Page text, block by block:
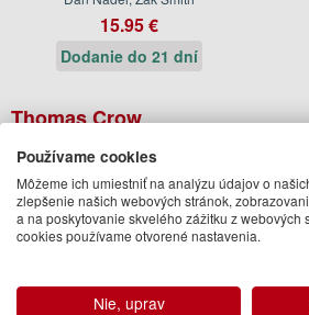
15.95 €
Dodanie do 21 dní
Thomas Crow
Clare Lilley
Jason Schmidt
Podobné knihy
Používame cookies
Môžeme ich umiestniť na analýzu údajov o
zlepšenie našich webových stránok,
a na poskytovanie skvelého zážitku z webových
cookies používame otvorené nastavenia.
Nie, uprav